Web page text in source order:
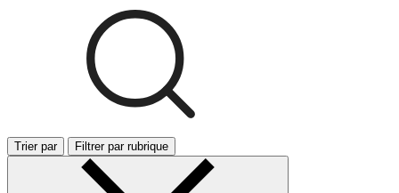
Trier par Filtrer par rubrique